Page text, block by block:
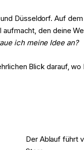
Düsseldorf. Auf
den deine
ich meine Idee an?
Blick darauf,
Der Ablauf führt